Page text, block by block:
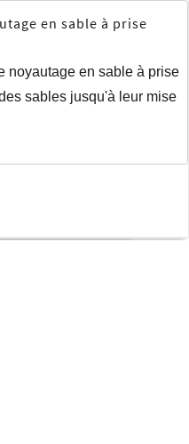
en sable à prise
noyautage en sable à prise
sables jusqu'à leur mise